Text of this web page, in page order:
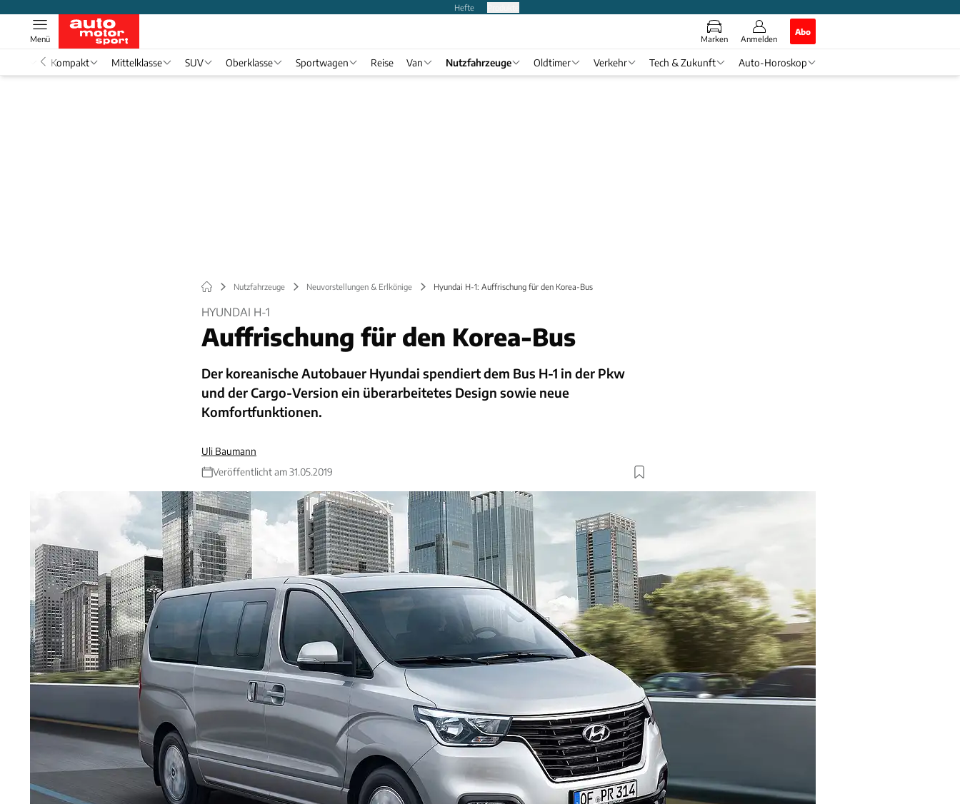
Hefte
Marken Anmelden
Abo
Menü
Kompakt Mittelklasse SUV Oberklasse Sportwagen Reise Van Nutzfahrzeuge Oldtimer Verkehr Tech & Zukunft Auto-Horoskop
Nutzfahrzeuge Neuvorstellungen & Erlkönige Hyundai H-1: Auffrischung für den Korea-Bus
HYUNDAI H-1
Auffrischung für den Korea-Bus
Der koreanische Autobauer Hyundai spendiert dem Bus H-1 in der Pkw
und der Cargo-Version ein überarbeitetes Design sowie neue
Komfortfunktionen.
Uli Baumann
Veröffentlicht am 31.05.2019